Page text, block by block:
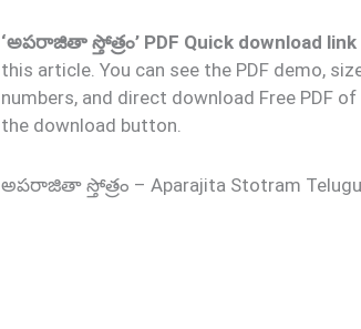
‘అపరాజితా స్తోత్రం’ PDF Quick download link
this article. You can see the PDF demo,
numbers, and direct download Free PDF of
the download button.
అపరాజితా స్తోత్రం – Aparajita Stotram Telugu